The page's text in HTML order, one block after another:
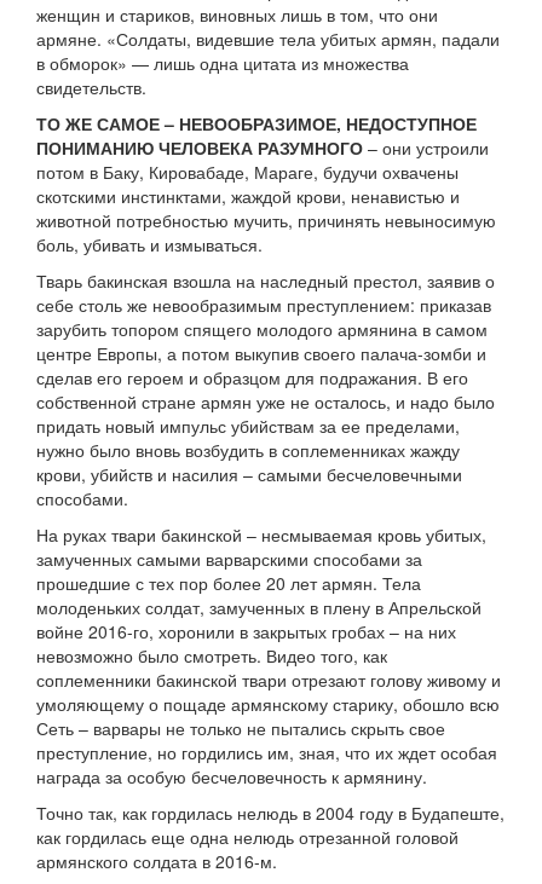
женщин и стариков, виновных лишь в том, что они
армяне. «Солдаты, видевшие тела убитых армян, падали
в обморок» — лишь одна цитата из множества
свидетельств.
ТО ЖЕ САМОЕ – НЕВООБРАЗИМОЕ, НЕДОСТУПНОЕ
ПОНИМАНИЮ ЧЕЛОВЕКА РАЗУМНОГО – они устроили
потом в Баку, Кировабаде, Мараге, будучи охвачены
скотскими инстинктами, жаждой крови, ненавистью и
животной потребностью мучить, причинять невыносимую
боль, убивать и измываться.
Тварь бакинская взошла на наследный престол, заявив о
себе столь же невообразимым преступлением: приказав
зарубить топором спящего молодого армянина в самом
центре Европы, а потом выкупив своего палача-зомби и
сделав его героем и образцом для подражания. В его
собственной стране армян уже не осталось, и надо было
придать новый импульс убийствам за ее пределами,
нужно было вновь возбудить в соплеменниках жажду
крови, убийств и насилия – самыми бесчеловечными
способами.
На руках твари бакинской – несмываемая кровь убитых,
замученных самыми варварскими способами за
прошедшие с тех пор более 20 лет армян. Тела
молоденьких солдат, замученных в плену в Апрельской
войне 2016-го, хоронили в закрытых гробах – на них
невозможно было смотреть. Видео того, как
соплеменники бакинской твари отрезают голову живому и
умоляющему о пощаде армянскому старику, обошло всю
Сеть – варвары не только не пытались скрыть свое
преступление, но гордились им, зная, что их ждет особая
награда за особую бесчеловечность к армянину.
Точно так, как гордилась нелюдь в 2004 году в Будапеште,
как гордилась еще одна нелюдь отрезанной головой
армянского солдата в 2016-м.